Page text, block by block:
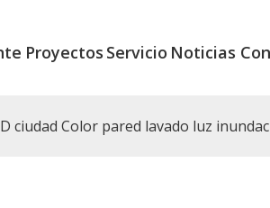
Proyectos Servicio Noticias
ciudad Color pared lavado luz